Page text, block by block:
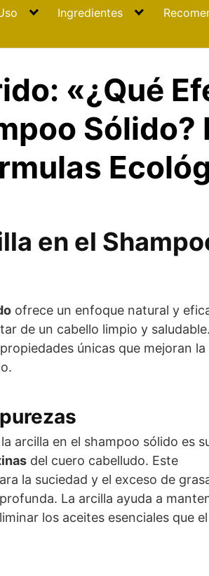
Ingredientes
«¿Qué
Sólido?
en el
ofrece un enfoque natural y
de un cabello limpio y
únicas que mejoran la
arcilla en el shampoo sólido es
del cuero cabelludo. Este
la suciedad y el exceso de
La arcilla ayuda a
los aceites esenciales que el